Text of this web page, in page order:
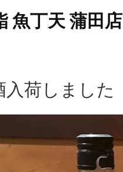
魚丁天 蒲田店
入荷しました